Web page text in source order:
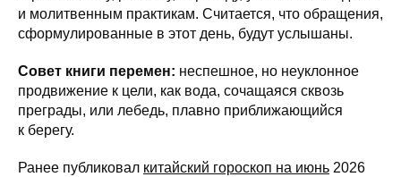
и молитвенным практикам. Считается, что обращения,
сформулированные в этот день, будут услышаны.
Совет книги перемен: неспешное, но неуклонное
продвижение к цели, как вода, сочащаяся сквозь
преграды, или лебедь, плавно приближающийся
к берегу.
Ранее публиковал китайский гороскоп на июнь 2026